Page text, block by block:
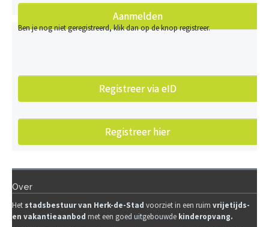
Ben je nog niet geregistreerd, klik dan op de knop registreer.
Registreer via eID
Registreer hier
Over
Het stadsbestuur van Herk-de-Stad voorziet in een ruim vrijetijds-
en vakantieaanbod met een goed uitgebouwde kinderopvang.